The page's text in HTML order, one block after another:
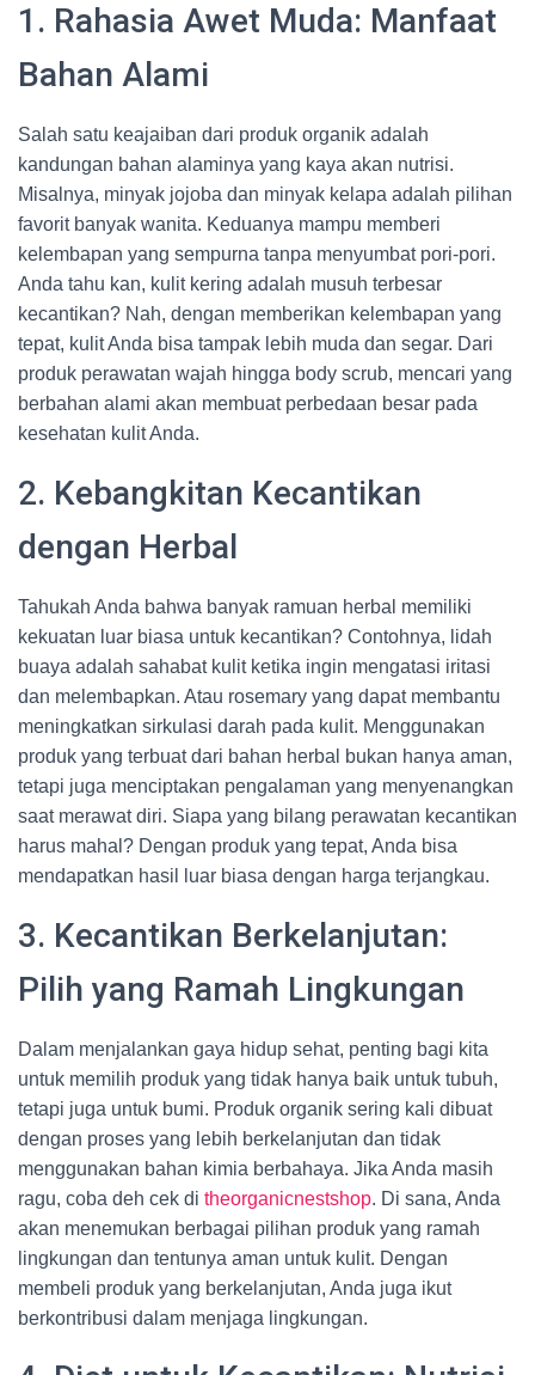
1. Rahasia Awet Muda: Manfaat
Bahan Alami
Salah satu keajaiban dari produk organik adalah
kandungan bahan alaminya yang kaya akan nutrisi.
Misalnya, minyak jojoba dan minyak kelapa adalah pilihan
favorit banyak wanita. Keduanya mampu memberi
kelembapan yang sempurna tanpa menyumbat pori-pori.
Anda tahu kan, kulit kering adalah musuh terbesar
kecantikan? Nah, dengan memberikan kelembapan yang
tepat, kulit Anda bisa tampak lebih muda dan segar. Dari
produk perawatan wajah hingga body scrub, mencari yang
berbahan alami akan membuat perbedaan besar pada
kesehatan kulit Anda.
2. Kebangkitan Kecantikan
dengan Herbal
Tahukah Anda bahwa banyak ramuan herbal memiliki
kekuatan luar biasa untuk kecantikan? Contohnya, lidah
buaya adalah sahabat kulit ketika ingin mengatasi iritasi
dan melembapkan. Atau rosemary yang dapat membantu
meningkatkan sirkulasi darah pada kulit. Menggunakan
produk yang terbuat dari bahan herbal bukan hanya aman,
tetapi juga menciptakan pengalaman yang menyenangkan
saat merawat diri. Siapa yang bilang perawatan kecantikan
harus mahal? Dengan produk yang tepat, Anda bisa
mendapatkan hasil luar biasa dengan harga terjangkau.
3. Kecantikan Berkelanjutan:
Pilih yang Ramah Lingkungan
Dalam menjalankan gaya hidup sehat, penting bagi kita
untuk memilih produk yang tidak hanya baik untuk tubuh,
tetapi juga untuk bumi. Produk organik sering kali dibuat
dengan proses yang lebih berkelanjutan dan tidak
menggunakan bahan kimia berbahaya. Jika Anda masih
ragu, coba deh cek di theorganicnestshop. Di sana, Anda
akan menemukan berbagai pilihan produk yang ramah
lingkungan dan tentunya aman untuk kulit. Dengan
membeli produk yang berkelanjutan, Anda juga ikut
berkontribusi dalam menjaga lingkungan.